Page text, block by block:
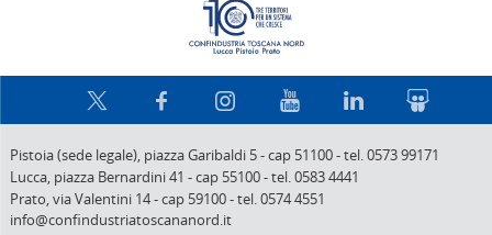
Pistoia (sede legale), piazza Garibaldi 5-cap 51100-tel. 0573 99171
Lucca, piazza Bernardini 41 -cap 55100-tel. 0583 4441
Prato,via Valentini 14-cap 59100-tel. 0574 4551
info@confindustriatoscananord.it